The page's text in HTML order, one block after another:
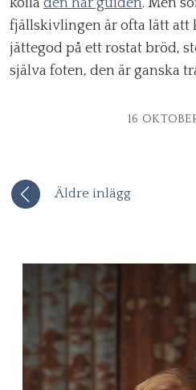
kolla den här guiden. Men
fjällskivlingen är ofta lätt att
jättegod på ett rostat bröd,
själva foten, den är ganska
16
Äldre inlägg